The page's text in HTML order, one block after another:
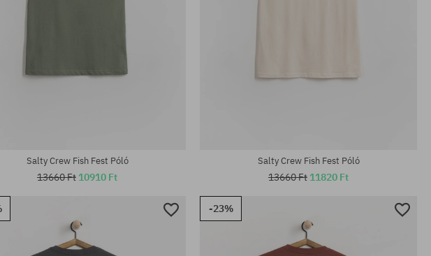
Salty Crew Fish Fest Póló
13660 Ft 10910 Ft
Salty Crew Fish Fest Póló
13660 Ft 11820 Ft
-23%